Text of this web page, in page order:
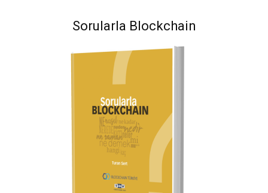
Sorularla Blockchain